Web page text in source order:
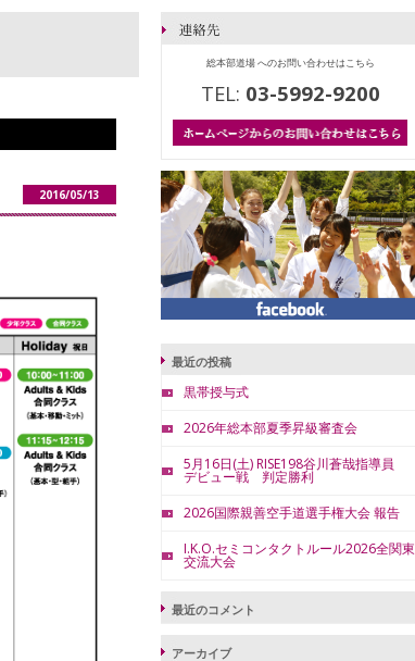
2016/05/13
総本部道場 へのお問い合わせはこちら
TEL: 03-5992-9200
最近の投稿
黒帯授与式
2026年総本部夏季昇級審査会
5月16日(土) RISE198谷川蒼哉指導員
デビュー戦 判定勝利
2026国際親善空手道選手権大会 報告
I.K.O.セミコンタクトルール2026全関東
交流大会
最近のコメント
アーカイブ